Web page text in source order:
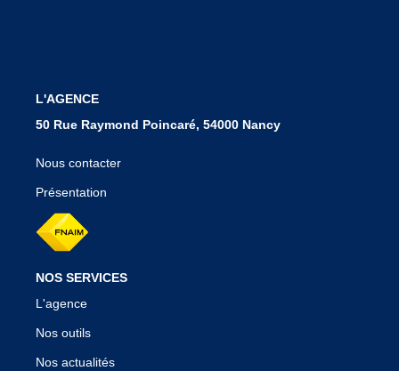
EN
L'AGENCE
50 Rue Raymond Poincaré, 54000 Nancy
Nous contacter
Présentation
NOS SERVICES
L'agence
Nos outils
Nos actualités